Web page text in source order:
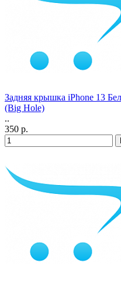
Задняя крышка iPhone 13
(Big Hole)
..
350 р.